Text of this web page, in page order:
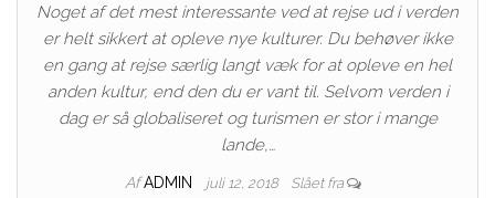
Noget af det mest interessante ved at rejse ud i verden
er helt sikkert at opleve nye kulturer. Du behøver ikke
en gang at rejse særlig langt væk for at opleve en hel
anden kultur, end den du er vant til. Selvom verden i
dag er så globaliseret og turismen er stor i mange
lande,…
Af ADMIN juli 12, 2018 Slået fra